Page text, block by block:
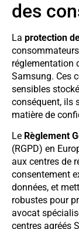
des
La protection
réglementation
Samsung. Ces
sensibles
conséquent, ils
matière de
Le Règlement
(RGPD) en
aux centres de
consentement
données, et
robustes pour
avocat
centres agréés